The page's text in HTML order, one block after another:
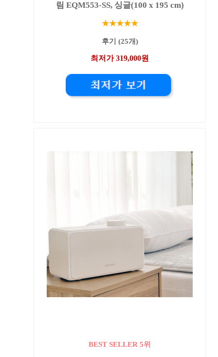
림 EQM553-SS, 싱글(100 x 195 cm)
★★★★★
후기 (25개)
최저가 319,000원
BEST SELLER 5위